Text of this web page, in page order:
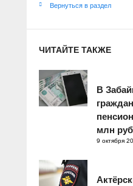
Вернуться в раздел
ЧИТАЙТЕ ТАКЖЕ
В
млн
9 октября